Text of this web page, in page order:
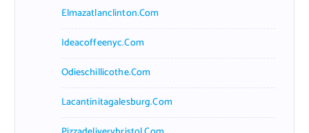
Elmazatlanclinton.com
Ideacoffeenyc.com
Odieschillicothe.com
Lacantinitagalesburg.com